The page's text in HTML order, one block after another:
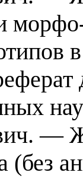
―
(без